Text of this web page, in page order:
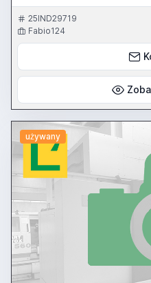
25IND29719
Fabio124
używany